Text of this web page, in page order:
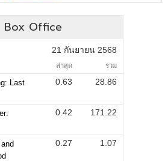
Box Office
21 กันยายน 2568
ล่าสุด รวม
Last
0.63 28.86
0.42 171.22
0.27 1.07